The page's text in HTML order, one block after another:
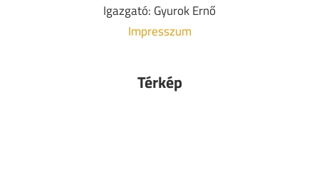
Igazgató: Gyurok Ernő
Impresszum
Térkép